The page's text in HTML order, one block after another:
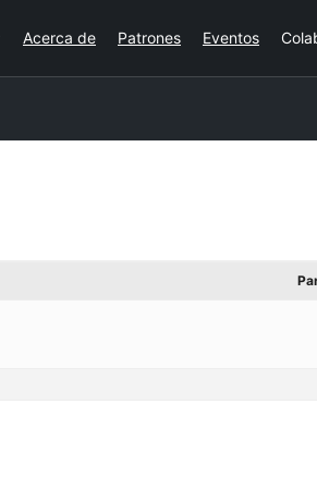
Acerca de Patrones Eventos